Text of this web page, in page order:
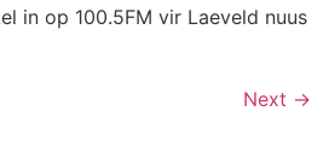
in op 100.5FM vir Laeveld nuus
Next →